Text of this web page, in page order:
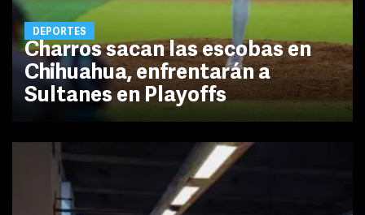
DEPORTES
Charros sacan las escobas en
Chihuahua, enfrentarán a
Sultanes en Playoffs